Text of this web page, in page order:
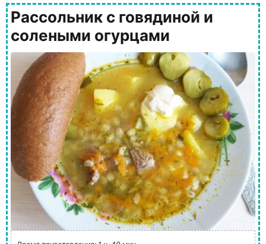
Рассольник с говядиной и
солеными огурцами